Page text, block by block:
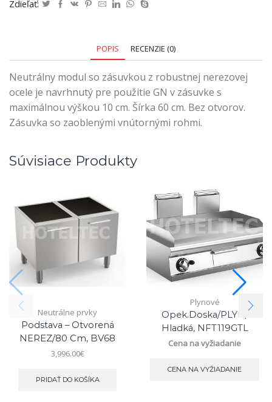
Zdieľať:
POPIS RECENZIE (0)
Neutrálny modul so zásuvkou z robustnej nerezovej
ocele je navrhnutý pre použitie GN v zásuvke s
maximálnou výškou 10 cm. Šírka 60 cm. Bez otvorov.
Zásuvka so zaoblenými vnútornými rohmi.
Súvisiace Produkty
Neutrálne prvky
Podstava – Otvorená
NEREZ/80 Cm, BV68
3,996.00€
PRIDAŤ DO KOŠÍKA
Plynové
Opek.doska/PLYN/
Hladká, NFT119GTL
Cena na vyžiadanie
CENA NA VYŽIADANIE